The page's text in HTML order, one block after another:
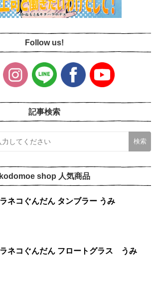
Follow us!
記事検索
kodomoe shop 人気商品
ノラネコぐんだん タンブラー うみ
ノラネコぐんだん フロートグラス うみ